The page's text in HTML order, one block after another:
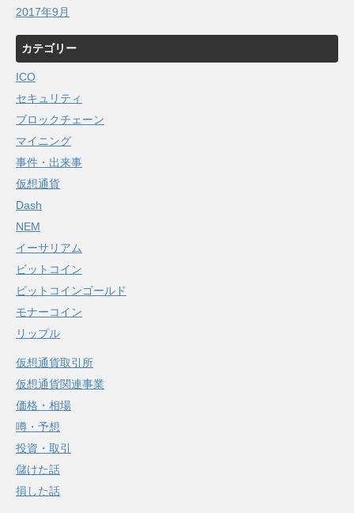
2017年9月
カテゴリー
ICO
セキュリティ
ブロックチェーン
マイニング
事件・出来事
仮想通貨
Dash
NEM
イーサリアム
ビットコイン
ビットコインゴールド
モナーコイン
リップル
仮想通貨取引所
仮想通貨関連事業
価格・相場
噂・予想
投資・取引
儲けた話
損した話